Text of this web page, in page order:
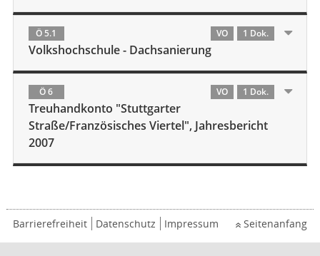
Ö 5.1 VO 1 Dok.
Volkshochschule - Dachsanierung
Ö 6 VO 1 Dok.
Treuhandkonto "Stuttgarter
Straße/Französisches Viertel", Jahresbericht
2007
Barrierefreiheit Datenschutz Impressum Seitenanfang